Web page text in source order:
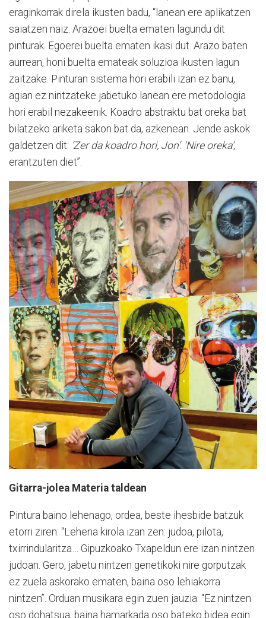
eraginkorrak direla ikusten badu, “lanean ere aplikatzen
saiatzen naiz. Arazoei buelta ematen lagundu dit
pinturak. Egoerei buelta ematen ikasi dut. Arazo baten
aurrean, honi buelta emateak soluzioa ikusten lagun
zaitzake. Pinturan sistema hori erabili izan ez banu,
agian ez nintzateke jabetuko lanean ere metodologia
hori erabil nezakeenik. Koadro abstraktu bat oreka bat
bilatzeko ariketa sakon bat da, azkenean. Jende askok
galdetzen dit: ‘Zer da koadro hori, Jon’. 'Nire oreka',
erantzuten diet”.
Gitarra-jolea Materia taldean
Pintura baino lehenago, ordea, beste ihesbide batzuk
etorri ziren: “Lehena kirola izan zen: judoa, pilota,
txirrindularitza… Gipuzkoako Txapeldun ere izan nintzen
judoan. Gero, jabetu nintzen genetikoki nire gorputzak
ez zuela askorako ematen, baina oso lehiakorra
nintzen”. Orduan musikara egin zuen jauzia. “Ez nintzen
oso dohatsua, baina hamarkada oso bateko bidea egin